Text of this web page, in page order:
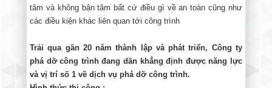
tâm và không bận tâm bất cứ điều gì về an toàn cũng như
các điều kiện khác liên quan tới công trình
Trải qua gần 20 năm thành lập và phát triển, Công ty
phá dỡ công trình đang dần khẳng định được năng lực
và vị trí số 1 về dịch vụ phá dỡ công trình.